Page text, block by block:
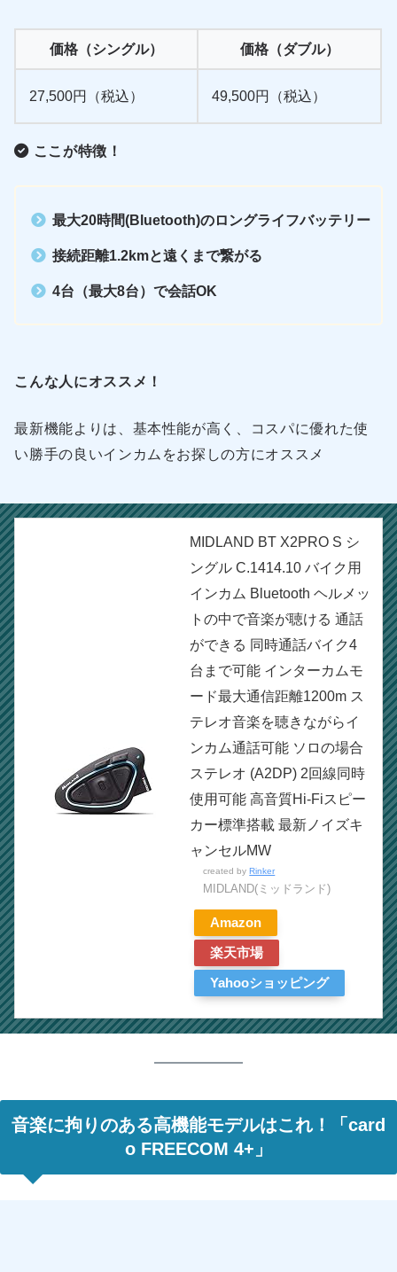
価格（シングル） 価格（ダブル）
27,500円（税込） 49,500円（税込）
ここが特徴！
最大20時間(Bluetooth)のロングライフバッテリー
接続距離1.2kmと遠くまで繋がる
4台（最大8台）で会話OK
こんな人にオススメ！
最新機能よりは、基本性能が高く、コスパに優れた使
い勝手の良いインカムをお探しの方にオススメ
MIDLAND BT X2PRO S シ
ングル C.1414.10 バイク用
インカム Bluetooth ヘルメッ
トの中で音楽が聴ける 通話
ができる 同時通話バイク4
台まで可能 インターカムモ
ード最大通信距離1200m ス
テレオ音楽を聴きながらイ
ンカム通話可能 ソロの場合
ステレオ (A2DP) 2回線同時
使用可能 高音質Hi-Fiスピー
カー標準搭載 最新ノイズキ
ャンセルMW
created by Rinker
MIDLAND(ミッドランド)
Amazon
楽天市場
Yahooショッピング
音楽に拘りのある高機能モデルはこれ！「card
o FREECOM 4+」